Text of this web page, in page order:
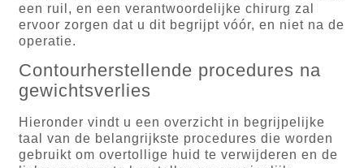
een ruil, en een verantwoordelijke chirurg zal
ervoor zorgen dat u dit begrijpt vóór, en niet na de
operatie.
Contourherstellende procedures na
gewichtsverlies
Hieronder vindt u een overzicht in begrijpelijke
taal van de belangrijkste procedures die worden
gebruikt om overtollige huid te verwijderen en de